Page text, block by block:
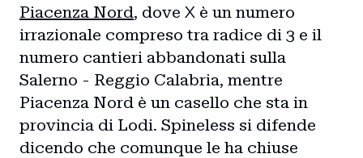
Piacenza Nord, dove X è un numero
irrazionale compreso tra radice di 3 e il
numero cantieri abbandonati sulla
Salerno - Reggio Calabria, mentre
Piacenza Nord è un casello che sta in
provincia di Lodi. Spineless si difende
dicendo che comunque le ha chiuse